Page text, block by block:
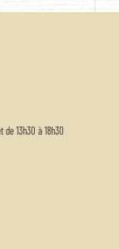
13h30 à 18h30